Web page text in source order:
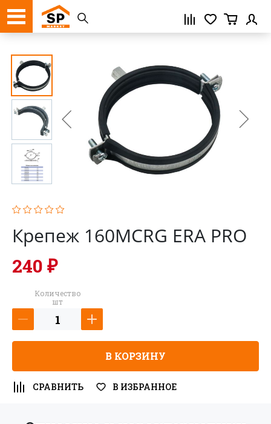
Регистрация
Нажимая кнопку «Зарегистрироваться»,
соглашения
обработку персональных данных в
соответствии с №152- ФЗ “О
персональных данных” от 27.07.2006
Зарегистрироваться как юридическое
Крепеж 160MCRG ERA PRO
240 ₽
Количество
шт
В КОРЗИНУ
СРАВНИТЬ В ИЗБРАННОЕ